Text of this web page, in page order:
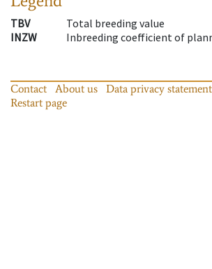
TBV
Total breeding value
INZW
Inbreeding coefficient of
Contact About us Data privacy statement
Restart page